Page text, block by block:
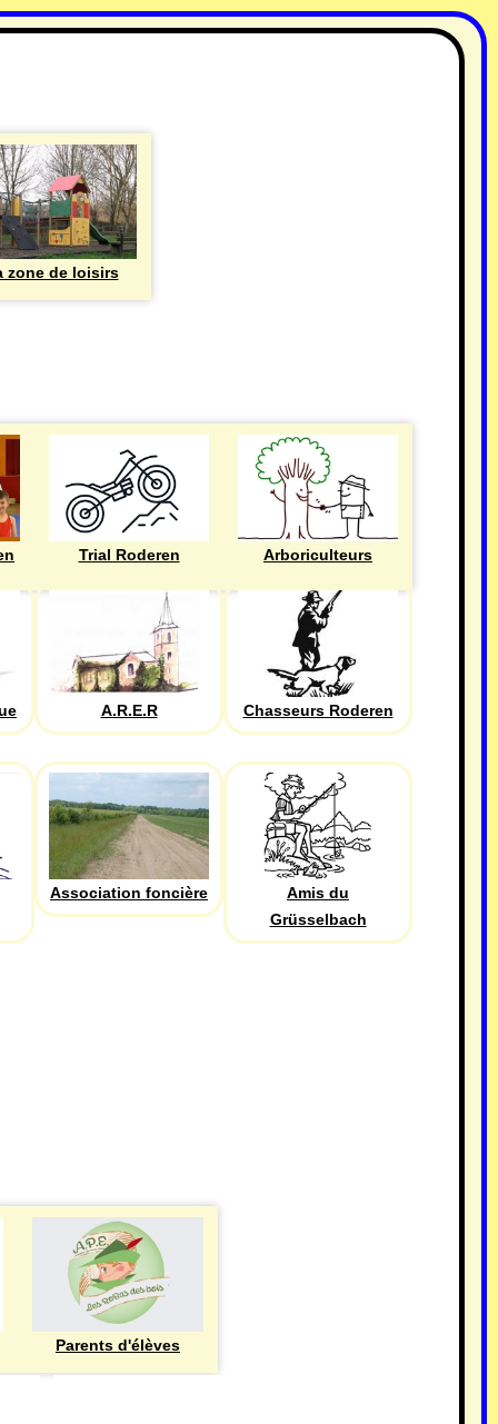
zone de loisirs
Trial Roderen Arboriculteurs
A.R.E.R Chasseurs Roderen
Association foncière
Amis du
Grüsselbach
Parents d'élèves